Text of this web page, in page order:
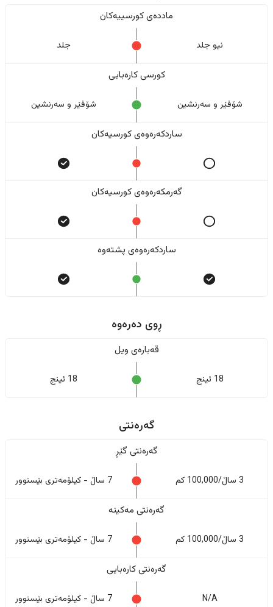
ماددەی کورسییەکان
نیو جلد جلد
کورسی کارەبایی
شۆفێر و سەرنشین شۆفێر و سەرنشین
ساردکەرەوەی کورسیەکان
گەرمکەرەوەی کورسیەکان
ساردکەرەوەی پشتەوە
ڕوی دەرەوە
قەبارەی ویل
18 ئینج 18 ئینج
گەرەنتی
گەرەنتی گێڕ
3 ساڵ/100,000 کم 7 ساڵ - کیلۆمەتری بێسنوور
گەرەنتی مەکینە
3 ساڵ/100,000 کم 7 ساڵ - کیلۆمەتری بێسنوور
گەرەنتی کارەبایی
N/A 7 ساڵ - کیلۆمەتری بێسنوور